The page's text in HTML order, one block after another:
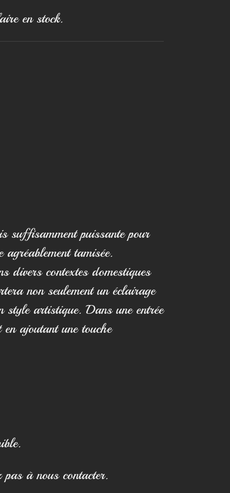
en stock.
suffisamment puissante pour
tamisée.
contextes domestiques
non seulement un éclairage
style artistique. Dans une entrée
ajoutant une touche
à nous contacter.